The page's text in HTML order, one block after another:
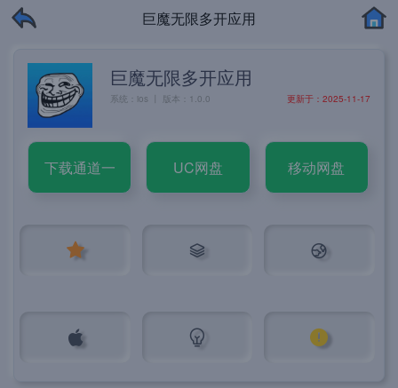
巨魔无限多开应用
巨魔无限多开应用
系统：ios 丨 版本：1.0.0 更新于：2025-11-17
下载通道一 UC网盘 移动网盘